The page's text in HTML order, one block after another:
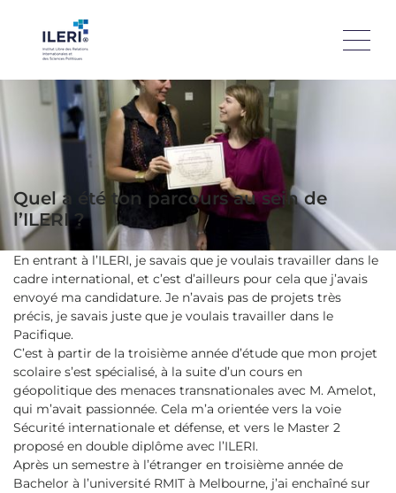
Cécilia Madeleine, diplômée de la promo 2017 du double-
diplôme « Diplôme Supérieur en Relations Internationales –
Master 2 Sécurité Internationale et Défense« , et
aujourd’hui Déléguée de la Nouvelle-Calédonie.
Quel a été ton parcours au sein de
l’ILERI ?
En entrant à l’ILERI, je savais que je voulais travailler dans le
cadre international, et c’est d’ailleurs pour cela que j’avais
envoyé ma candidature. Je n’avais pas de projets très
précis, je savais juste que je voulais travailler dans le
Pacifique.
C’est à partir de la troisième année d’étude que mon projet
scolaire s’est spécialisé, à la suite d’un cours en
géopolitique des menaces transnationales avec M. Amelot,
qui m’avait passionnée. Cela m’a orientée vers la voie
Sécurité internationale et défense, et vers le Master 2
proposé en double diplôme avec l’ILERI.
Après un semestre à l’étranger en troisième année de
Bachelor à l’université RMIT à Melbourne, j’ai enchaîné sur